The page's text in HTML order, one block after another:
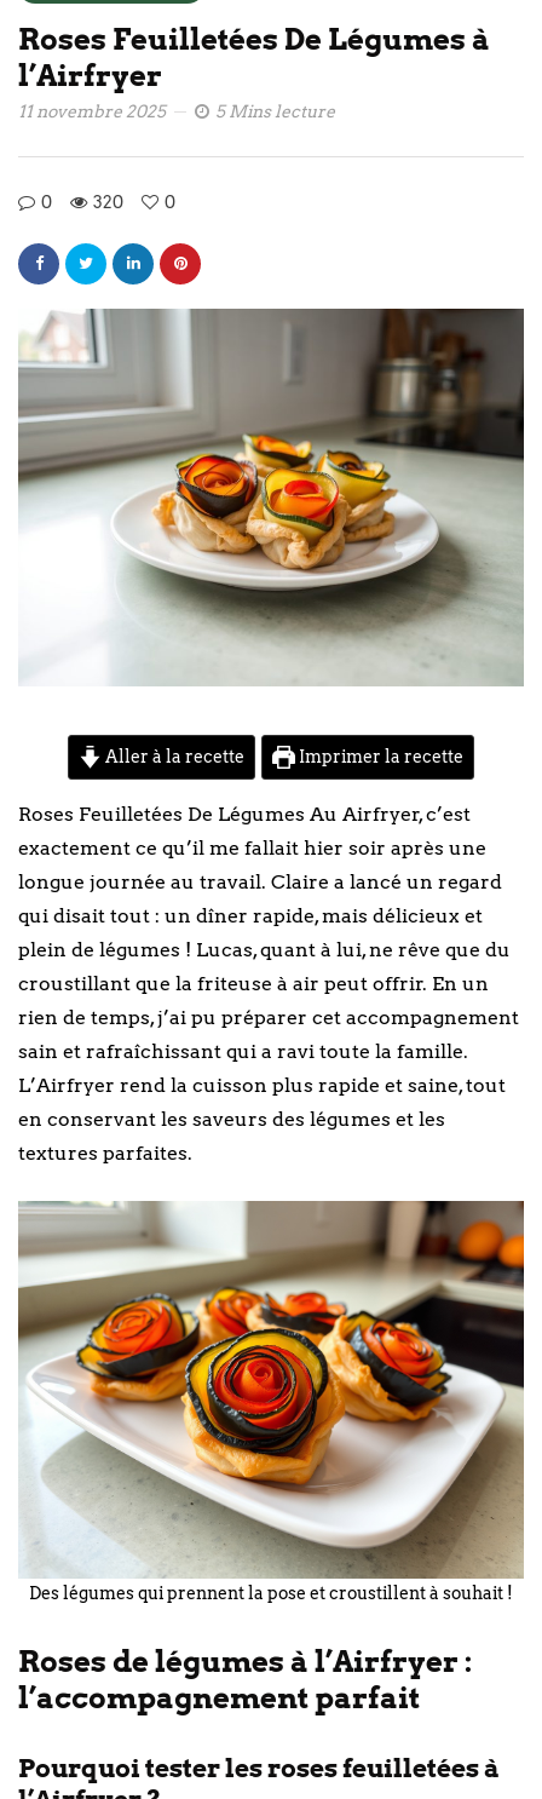
Roses Feuilletées De Légumes à
l’Airfryer
11 novembre 2025 5 Mins lecture
0 320 0
Aller à la recette Imprimer la recette
Roses Feuilletées De Légumes Au Airfryer, c’est
exactement ce qu’il me fallait hier soir après une
longue journée au travail. Claire a lancé un regard
qui disait tout : un dîner rapide, mais délicieux et
plein de légumes ! Lucas, quant à lui, ne rêve que du
croustillant que la friteuse à air peut offrir. En un
rien de temps, j’ai pu préparer cet accompagnement
sain et rafraîchissant qui a ravi toute la famille.
L’Airfryer rend la cuisson plus rapide et saine, tout
en conservant les saveurs des légumes et les
textures parfaites.
Des légumes qui prennent la pose et croustillent à souhait !
Roses de légumes à l’Airfryer :
l’accompagnement parfait
Pourquoi tester les roses feuilletées à